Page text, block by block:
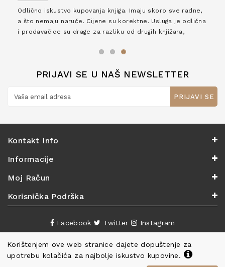
Korištenjem ove web stranice dajete dopuštenje za
upotrebu kolačića za najbolje iskustvo kupovine.
Odlično iskustvo kupovanja knjiga. Imaju skoro sve radne,
a što nemaju naruče. Cijene su korektne. Usluga je odlična
i prodavačice su drage za razliku od drugih knjižara,
PRIJAVI SE U NAŠ NEWSLETTER
PRIJAVI SE
Kontakt Info
Informacije
Moj Račun
Korisnička Podrška
Facebook Twitter Instagram